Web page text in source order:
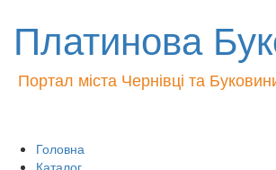
Платинова
Портал міста Чернівці та
Головна
Каталог